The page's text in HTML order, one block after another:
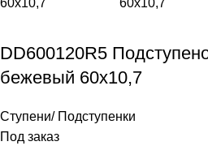
DD600120R5
бежевый 60х10,7
Ступени/ Подступенки
Под заказ